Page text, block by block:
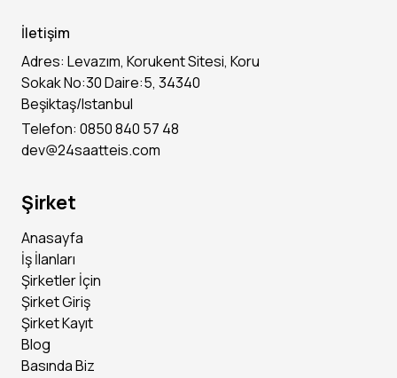
İletişim
Adres: Levazım, Korukent Sitesi, Koru
Sokak No:30 Daire:5, 34340
Beşiktaş/Istanbul
Telefon: 0850 840 57 48
dev@24saatteis.com
Şirket
Anasayfa
İş İlanları
Şirketler İçin
Şirket Giriş
Şirket Kayıt
Blog
Basında Biz